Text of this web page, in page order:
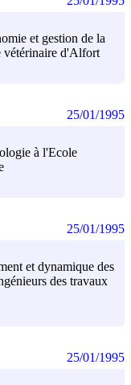
et gestion de la
vétérinaire d'Alfort
à l'Ecole
25/01/1995
et dynamique des
des travaux
25/01/1995
25/01/1995